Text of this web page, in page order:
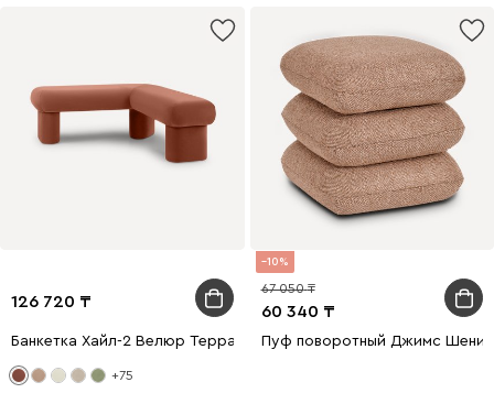
126 720
Банкетка Хайл-2 Велюр Терракотовый
+75
10
60 340
67 050
Пуф поворотный Джимс